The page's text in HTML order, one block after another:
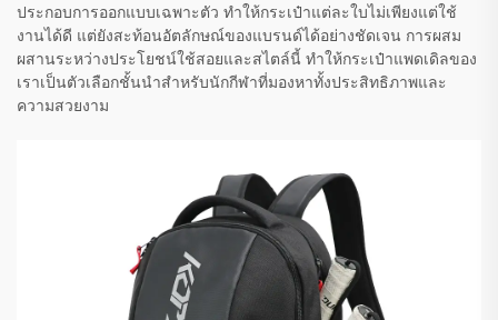
ประกอบการออกแบบเฉพาะตัว ทำให้กระเป๋าแต่ละใบไม่เพียงแต่ใช้
งานได้ดี แต่ยังสะท้อนอัตลักษณ์ของแบรนด์ได้อย่างชัดเจน การผสม
ผสานระหว่างประโยชน์ใช้สอยและสไตล์นี้ ทำให้กระเป๋าแพดเดิลของ
เราเป็นตัวเลือกชั้นนำสำหรับนักกีฬาที่มองหาทั้งประสิทธิภาพและ
ความสวยงาม